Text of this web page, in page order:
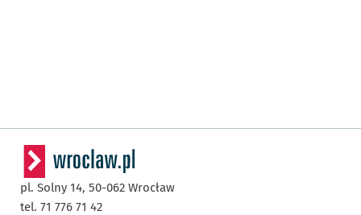
pl. Solny 14, 50-062 Wrocław
tel. 71 776 71 42